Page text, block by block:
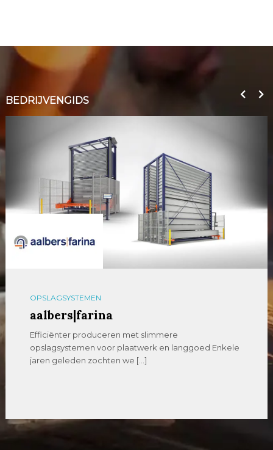
BEDRIJVENGIDS
OPSLAGSYSTEMEN
aalbers|farina
Efficiënter produceren met slimmere
opslagsystemen voor plaatwerk en langgoed Enkele
jaren geleden zochten we […]